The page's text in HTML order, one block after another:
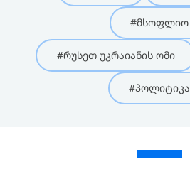
#მსოფლიო
#რუსეთ უკრაიანის ომი
#პოლიტიკა